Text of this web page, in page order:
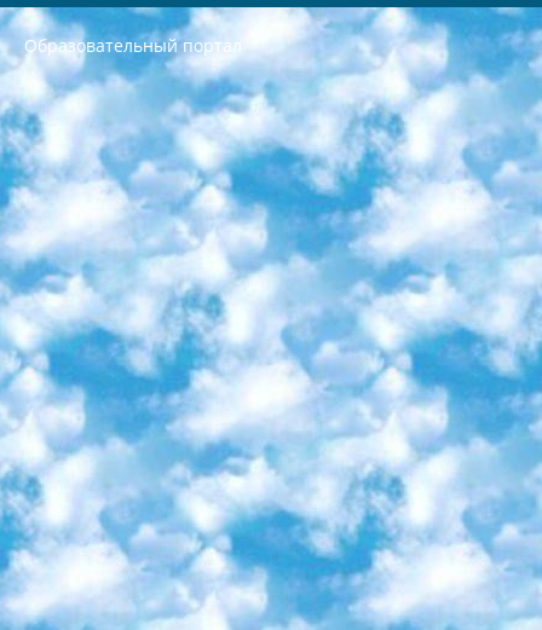
Образовательный портал
РЕСПУБЛИКА УЗБЕКИСТАН МИНИСТРЕРСТВО ДОШКОЛЬНОГО И ШКОЛЬНОГО ОБРАЗОВАНИЯ КОМАНДА в общеобразовательных учреждениях в 2023-2024 учебном году организация и проведение итоговой государственной аттестации обучающихся о Министра дошкольного и школьного образования Республики Узбекистан от 4 марта 2008 года (постановлением Минюста от 20 марта 2008 года № 1778 государственной регистрации) «Итоговое состояние учащихся общего среднего образования на основании положения об утверждении положения об аттестации общего среднего образования выпускной экзамен студентов в образовательных учреждениях в 2023-2024 учебном году В целях организации и прохождения аттестации приказываю: 1. Следующее: перечень предметов, по которым будет проводиться итоговая государственная аттестация и экзамен формы перевода согласно приложению 1; сертификаты международного образца, оценивающие уровень владения иностранными языками перечень согласно приложению 2; 2. Педагогический при специализированных образовательных учреждениях. научно-практический центр квалификации и международной оценки (Д.Давидова) 2024 г. До 25 марта: задания по предметам, по которым будет проводиться итоговая аттестация разработка и утверждение технических условий; итоговая аттестация на основании разработанного предметного задания разработка вопросов по предметам (устно и письменно), экзамен передача; общеобразовательные средние школы и специальные учебные заведения учащиеся выпускных классов школ и интернатов в агентской системе подготовка базы данных экзаменационных материалов и критериев оценки; перевод базы экзаменационных материалов на все языки обучения подать в Республиканский образовательный центр для изготовления; варианты экзаменов на основе разработанных контрольных материалов пусть будут поставлены задачи формирования. 3. Республиканский образовательный центр (Ш.Худайкулов) до 5 апреля 2024 года. до: база данных предоставленных экзаменационных материалов на все языки обучения перевод и экспертиза; для слепых, слабовидящих, глухих, слабослышащих и умственно отсталых детей учащиеся выпускных классов специализированных школ и школ-интернатов база данных экзаменационных материалов на всех преподаваемых языках подготовка критериев оценки; специализированные школы для умственно отсталых детей и технологии для учащихся выпускных классов школ-интернатов разработка соответствующих рекомендаций и критериев проведения ЕГЭ по естествознанию давать задания. 4. Педагогический при специализированных образовательных учреждениях. Научно-практический центр навыков и международной оценки (Д.Давидова), Республика образовательный центр (Худайкулов Ш.) итоговый государственный аттестационный экзамен ориентирован на творческое и логическое мышление при подготовке базы материалов учитывать введение заданий. 5. Следует отметить, что: сертификат государственного образца о знании общеобразовательного предмета и как минимум национальный уровень B1 по предметам на иностранных языках, указанным в Приложении 2. или международно признанный сертификат эквивалентного уровня студенты, изучающие определенный предмет, освобождаются от экзамена; по соответствующим предметам запланирована итоговая государственная аттестация за день до дня, путем жеребьевки Рабочей группой (в письменной форме по предметам, проводимым в форме) из числа сформированных вариантов выбрано 2 варианта; 2 выбранных варианта экзамена анонсированы на официальном сайте министерства и все выпускники по всей стране на основе этих вариантов проводит итоговую государственную аттестацию. 6. Государственное образование учащихся средних общеобразовательных учреждений. знания в соответствии с квалификационными требованиями, которые необходимо приобрести на основании стандартов итоговый (выпускной) контроль для 9 и 11 классов в целях тестирования Экзамены (далее – экзамены) состоят из предметов, перечисленных в приложении 1. будет сделано. 7. Экзамены пройдут с 26 мая по 15 июня 2024 г. (кроме науки физического воспитания). 8. Физическая для учащихся 9 классов общесредних образовательных учреждений. Экзамены по предмету «Образование, квалификация медицина» 1-6 мая 2024 года. сотрудники перевести под присмотр (с отклонениями в физическом или умственном развитии) специализированная школа для детей, школы-интернаты и со сколиозом школы-интернаты санаторного типа для больных детей исключены). 9. Он был слепым, слабовидящим и имел нарушения опорно-двигательного аппарата. экзамены в специализированных школах и интернатах для детей должны проводиться исходя из требований, предъявляемых к общеобразовательным учреждениям (физкультура кроме науки). 10. Специализированная школа для глухих и слабослышащих детей. и экзамены в интернатах и быть реализован в виде письменного теста по математике. 11. Специальность для умственно отсталых детей. Для 9 класса Родной язык и литературное письмо Государственный язык (язык обучения – узбекский). для неклассов) написано Математическое письмо Письменная/устная история Узбекистана Физическое воспитание практично Итоговый контроль Для 11 класса Написание родного языка и литературы (эссе) Математическое письмо Узбекский язык (обучение на узбекском языке) не посещающее общее среднее образование для учреждений)/Образовательное учреждение выбор письменный и устный Иностранный язык письменный/устный Письменная/устная история Узбекистана *По выбору студента:  Химия  Физика  Основы государственного права  География 10 бесплатных образовательных ресурсов - Мы составили подборку онлайн-проектов с интерактивными упражнениями, видеолекциями и статьями. Они помогут вам обрести новые и освежить старые знания бесплатно. 1. «ИНТУИТ» Старейшая образовательная площадка Рунета. Здесь вы найдёте сотни текстовых и видеокурсов на десятки различных тем — от программирования до психологии. Многие курсы подготовлены российскими университетами и крупными международными компаниями вроде Intel и Microsoft. Самостоятельное обучение бесплатное, но желающие могут оплатить услуги персональных наставников. 2. «Смартия» знакомит с актуальными профессиями и подсказывает, как им обучаться. Выбрав заинтересовавшую вас специальность — SMM-специалист, фотограф, веб-дизайнер или другую, — увидите список необходимых для неё умений. Чтобы вы могли освоить их самостоятельно, для каждого умения площадка отображает подборку ссылок на учебные материалы. Хотя «Смартия» ориентируется на русскоязычную аудиторию, часть контента всё же доступна только на английском. 3. «Лекторий Физтеха» Проект Московского физико-технического института (Физтеха). С его помощью вы можете смотреть онлайн серии лекций, записанные на видео в этом вузе. В числе доступных предметов — физика, биология, химия, информационные технологии и другие. К некоторым лекциям администрация ресурса прилагает готовые конспекты, которые можно скачивать в PDF-формате. 4. ITMOcourses Онлайн-площадка Санкт-Петербургского национального исследовательского университета информационных технологий, механики и оптики (ИТМО). Ресурс предоставляет свободный доступ к курсам, разработанным в этом вузе. Каталог материалов разбит на четыре категории: «Оптические системы и технологии», «Приборостроение и робототехника», «Информационные технологии» и «Биотехнологии». Курсы состоят из видеолекций, интерактивных демонстраций и заданий. 5. «КиберЛенинка» Электронная научная библиотека открытого доступа. Каталог площадки регулярно обрастает текстами статей из различных научных изданий. Сгруппированные по журналам и рубрикам публикации можно читать онлайн или скачивать целиком в PDF-формате. Проект нацелен на популяризацию науки за счёт открытого доступа к качественной информации. 6. «ПостНаука» На этом ресурсе публикуют подборки видеолекций, составленные экспертами из разных отраслей и объединённые общими темами. Среди них, к примеру, есть серии «Биоинформатика и геномика», «Культура средневековой Скандинавии» и Cinema Studies о теории кино. Каждая подборка лекций — логически связанная история, рассказанная экспертом от первого лица. Кроме того, на сайте появляются научно-образовательные статьи и тесты на разные темы. 7. «Newочём» Команда проекта «Newочём» отбирает самые интересные тексты из англоязычных СМИ и переводит те из них, за которые голосуют участники сообщества «ВКонтакте». По большей части это научно-популярные статьи. Редакторы придумывают лишь заголовки, в остальном содержание переводов соответствует оригиналам. Полные тексты можно читать прямо в социальной сети. 8. InternetUrok Онлайн-база материалов по основным дисциплинам школьной программы. Информация на сайте структурирована по классам, предметам и темам (урокам). Каждый урок состоит из видеолекций и конспектов. Есть также интерактивные тренажёры и тесты для закрепления пройденного материала. Даже если вы давно окончили школу, возможность повторить программу старших классов всегда может пригодиться. 9. Edutainme Ещё один ресурс об образовании. В отличие от Newtonew, как мне кажется, Edutainme больше ориентируется на представителей индустрии: педагогов, предпринимателей, разработчиков образовательных проектов. Но и любой, кто просто стремится к саморазвитию, найдёт на сайте много полезного и интересного для себя. Например, информацию о новых курсах и образовательных сервисах. 10. Newtonew Онлайн-медиа об образовании и обучении в широком смысле. Авторы Newtonew пишут об инструментах, заведениях, тактиках и стратегиях, которые помогают учить других и получать новые знания самостоятельно. На этой площадке вы найдёте новости, обзоры, аналитические мат